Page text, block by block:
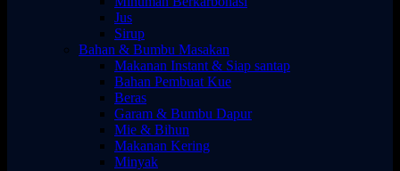
Jus
Sirup
Bahan & Bumbu Masakan
Makanan Instant & Siap santap
Bahan Pembuat Kue
Beras
Garam & Bumbu Dapur
Mie & Bihun
Makanan Kering
Minyak